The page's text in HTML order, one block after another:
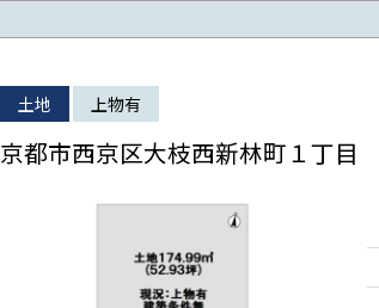
土地 上物有
京都市西京区大枝西新林町１丁目